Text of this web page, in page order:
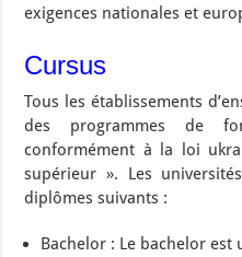
exigences nationales et
Cursus
Tous les établissements
des programmes de
conformément à la loi
supérieur ». Les
diplômes suivants :
Bachelor : Le bachelor